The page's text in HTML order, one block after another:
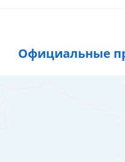
Официальные